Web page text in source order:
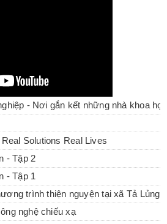
- Nơi gắn kết những nhà khoa học
Solutions Real Lives
- Tập 2
- Tập 1
trình thiện nguyện tại xã Tả Lủng
nghệ chiếu xạ